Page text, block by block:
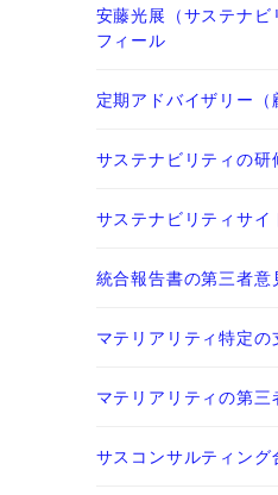
安藤光展（サステナ
フィール
定期アドバイザリー（
サステナビリティの研
サステナビリティサイ
統合報告書の第三者意
マテリアリティ特定の
マテリアリティの第三
サスコンサルティン